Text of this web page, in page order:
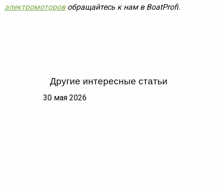
электромоторовобращайтесь к нам в BoatProfi.
Другие интересные статьи
30 мая 2026